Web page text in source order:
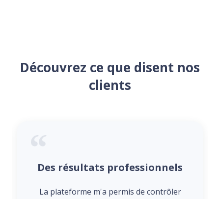
Découvrez ce que disent nos
clients
Des résultats professionnels
La plateforme m'a permis de contrôler